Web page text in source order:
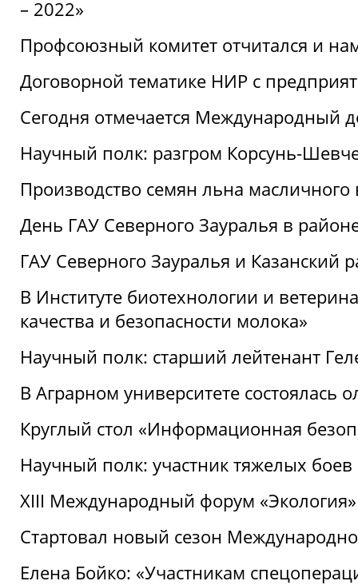
– 2022»
Профсоюзный комитет отчитался и
Договорной тематике НИР с
Сегодня отмечается Международный
Научный полк: разгром Корсунь-
Производство семян льна
День ГАУ Северного Зауралья в
ГАУ Северного Зауралья и Казанский
В Институте биотехнологии и
качества и безопасности молока»
Научный полк: старший лейтенант
В Аграрном университете состоялась
Круглый стол «Информационная
Научный полк: участник тяжелых
XIII Международный форум
Стартовал новый сезон
Елена Бойко: «Участникам